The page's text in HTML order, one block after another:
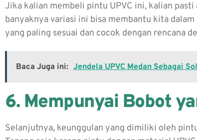
Jika kalian membeli pintu UPVC ini, kalian
banyaknya variasi ini bisa membantu kita
yang paling sesuai dan cocok dengan rencana
Baca Juga ini: Jendela UPVC Medan Sebagai
6. Mempunyai Bobot
Selanjutnya, keunggulan yang dimiliki oleh